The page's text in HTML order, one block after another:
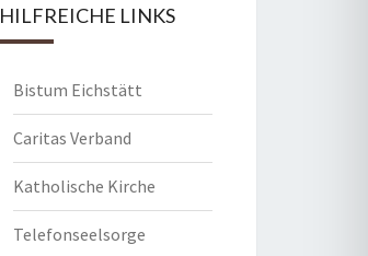
HILFREICHE LINKS
Bistum Eichstätt
Caritas Verband
Katholische Kirche
Telefonseelsorge